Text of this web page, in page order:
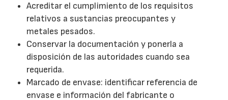
Acreditar el cumplimiento de los requisitos
relativos a sustancias preocupantes y
metales pesados.
Conservar la documentación y ponerla a
disposición de las autoridades cuando sea
requerida.
Marcado de envase: identificar referencia de
envase e información del fabricante o